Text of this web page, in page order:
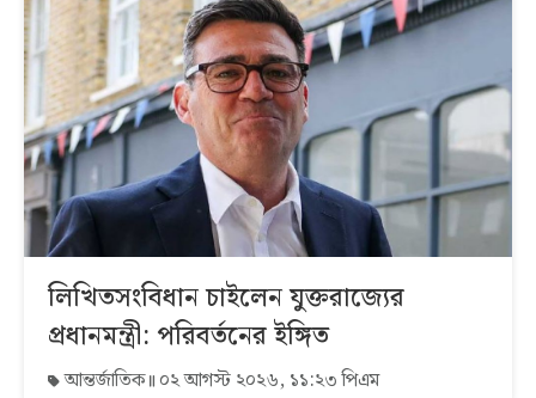
লিখিতসংবিধান চাইলেন যুক্তরাজ্যের
প্রধানমন্ত্রী: পরিবর্তনের ইঙ্গিত
আন্তর্জাতিক ০২ আগস্ট ২০২৬, ১১:২৩ পিএম